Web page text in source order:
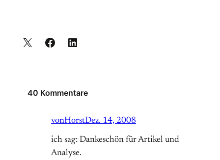
40 Kommentare
vonHorstDez. 14, 2008
ich sag: Dankeschön für Artikel und
Analyse.